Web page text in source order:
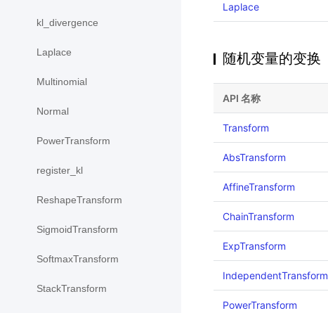
kl_divergence
Laplace
Multinomial
Normal
PowerTransform
register_kl
ReshapeTransform
SigmoidTransform
SoftmaxTransform
StackTransform
Laplace
随机变量的变换
API 名称
Transform
AbsTransform
AffineTransform
ChainTransform
ExpTransform
IndependentTransform
PowerTransform